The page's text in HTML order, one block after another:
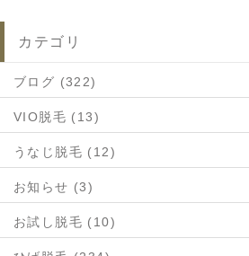
カテゴリ
ブログ (322)
VIO脱毛 (13)
うなじ脱毛 (12)
お知らせ (3)
お試し脱毛 (10)